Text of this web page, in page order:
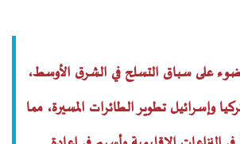
على سباق التسلح في الشرق الأوسط،
وإسرائيل تطوير الطائرات المسيرة، مما